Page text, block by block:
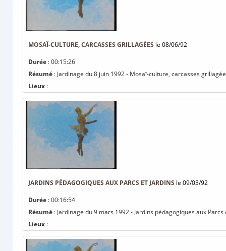
MOSAÏ-CULTURE, CARCASSES GRILLAGÉES le 08/06/92
Durée : 00:15:26
Résumé : Jardinage du 8 juin 1992 - Mosaï-culture, carcasses
Lieux :
JARDINS PÉDAGOGIQUES AUX PARCS ET JARDINS le 09/03/92
Durée : 00:16:54
Résumé : Jardinage du 9 mars 1992 - Jardins pédagogiques aux Parcs
Lieux :